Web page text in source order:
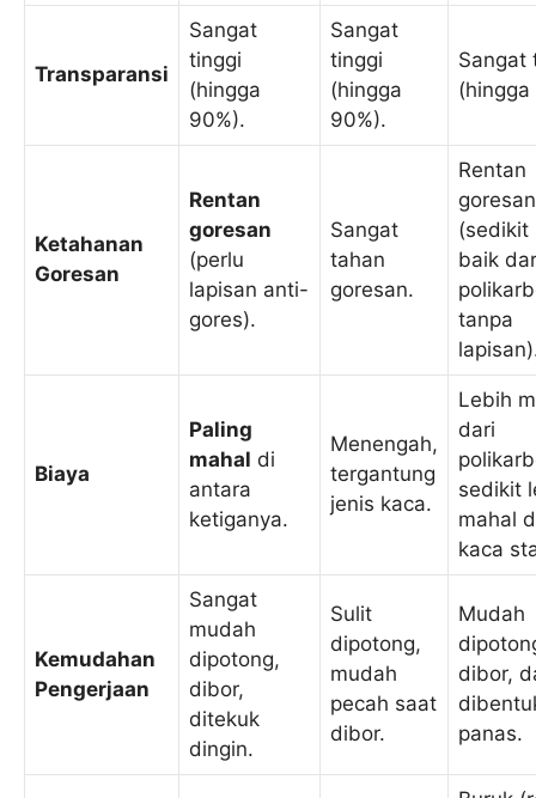
Transparansi
Sangat
tinggi
(hingga
90%).
Sangat
tinggi
(hingga
90%).
Sangat
(hingga
Ketahanan
Goresan
Rentan
goresan
(perlu
lapisan anti-
gores).
Sangat
tahan
goresan.
Rentan
goresan
(sedikit
baik
tanpa
Biaya
Paling
mahal di
antara
ketiganya.
Menengah,
tergantung
jenis kaca.
Lebih
dari
sedikit
mahal
kaca
Kemudahan
Pengerjaan
Sangat
mudah
dipotong,
dibor,
ditekuk
dingin.
Sulit
dipotong,
mudah
pecah saat
dibor.
Mudah
dibor,
panas.